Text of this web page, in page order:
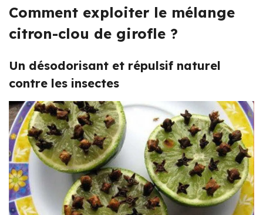
Comment exploiter le mélange
citron-clou de girofle ?
Un désodorisant et répulsif naturel
contre les insectes